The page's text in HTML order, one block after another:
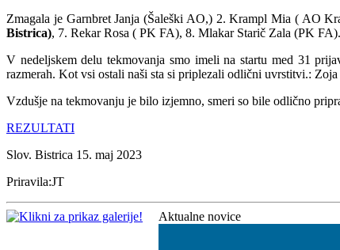
Zmagala je Garnbret Janja (Šaleški AO,) 2. Krampl Mia ( AO
Bistrica), 7. Rekar Rosa ( PK FA), 8. Mlakar Starič Zala (PK FA).
V nedeljskem delu tekmovanja smo imeli na startu med 31
razmerah. Kot vsi ostali naši sta si priplezali odlični uvrstitvi.: Zoja
Vzdušje na tekmovanju je bilo izjemno, smeri so bile odlično
REZULTATI
Slov. Bistrica 15. maj 2023
Priravila:JT
Aktualne novice